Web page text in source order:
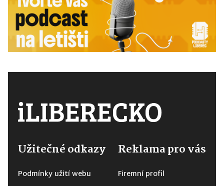
Užitečné odkazy
Podmínky užití webu
Reklama pro vás
Firemní profil